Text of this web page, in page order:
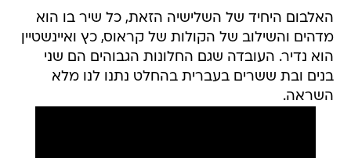
האלבום היחיד של השלישיה הזאת, כל שיר בו הוא
מדהים והשילוב של הקולות של קראוס, כץ ואיינשטיין
הוא נדיר. העובדה שגם החלונות הגבוהים הם שני
בנים ובת ששרים בעברית בהחלט נתנו לנו מלא
השראה.